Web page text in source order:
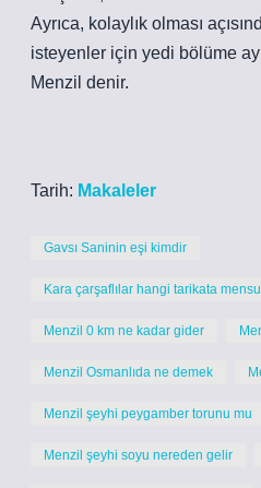
Ayrıca, kolaylık olması
isteyenler için yedi bölüme
Menzil denir.
Tarih: Makaleler
Gavsı Saninin eşi kimdir
Kara çarşaflılar hangi tarikata
Menzil 0 km ne kadar gider
Menzil Osmanlıda ne demek
Menzil şeyhi peygamber torunu mu
Menzil şeyhi soyu nereden gelir